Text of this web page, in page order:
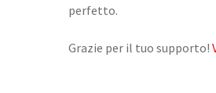
perfetto.
Grazie per il tuo supporto!